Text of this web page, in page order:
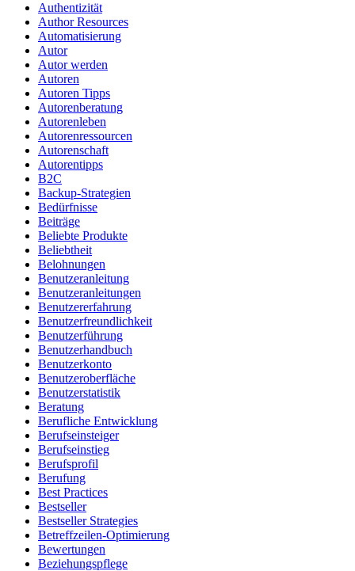
Authentizität
Author Resources
Automatisierung
Autor
Autor werden
Autoren
Autoren Tipps
Autorenberatung
Autorenleben
Autorenressourcen
Autorenschaft
Autorentipps
B2C
Backup-Strategien
Bedürfnisse
Beiträge
Beliebte Produkte
Beliebtheit
Belohnungen
Benutzeranleitung
Benutzeranleitungen
Benutzererfahrung
Benutzerfreundlichkeit
Benutzerführung
Benutzerhandbuch
Benutzerkonto
Benutzeroberfläche
Benutzerstatistik
Beratung
Berufliche Entwicklung
Berufseinsteiger
Berufseinstieg
Berufsprofil
Berufung
Best Practices
Bestseller
Bestseller Strategies
Betreffzeilen-Optimierung
Bewertungen
Beziehungspflege